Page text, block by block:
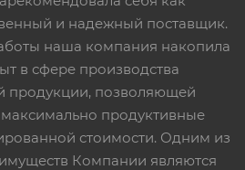
и надежный поставщик.
наша компания накопила
в сфере производства
продукции, позволяющей
продуктивные
стоимости. Одним из
Компании являются